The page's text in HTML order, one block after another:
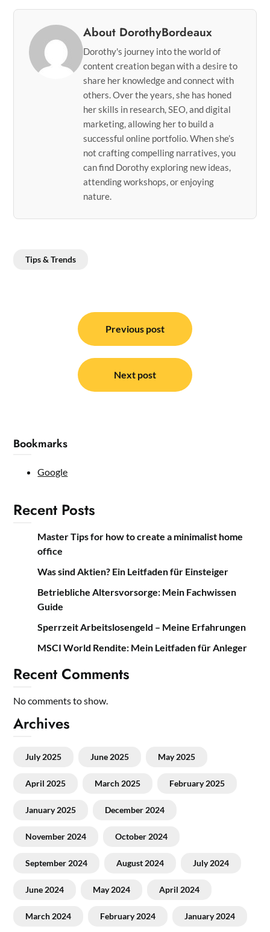
About DorothyBordeaux
Dorothy's journey into the world of
content creation began with a desire to
share her knowledge and connect with
others. Over the years, she has honed
her skills in research, SEO, and digital
marketing, allowing her to build a
successful online portfolio. When she’s
not crafting compelling narratives, you
can find Dorothy exploring new ideas,
attending workshops, or enjoying
nature.
Tips & Trends
navigation
Previous post
Next post
Bookmarks
Google
Recent Posts
Master Tips for how to create a minimalist home
office
Was sind Aktien? Ein Leitfaden für Einsteiger
Betriebliche Altersvorsorge: Mein Fachwissen
Guide
Sperrzeit Arbeitslosengeld – Meine Erfahrungen
MSCI World Rendite: Mein Leitfaden für Anleger
Recent Comments
No comments to show.
Archives
July 2025 June 2025 May 2025
April 2025 March 2025 February 2025
January 2025 December 2024
November 2024 October 2024
September 2024 August 2024 July 2024
June 2024 May 2024 April 2024
March 2024 February 2024 January 2024